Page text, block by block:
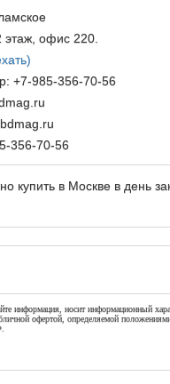
этаж, офис 220.
+7-985-356-70-56
356-70-56
купить в Москве в день
информация, носит информационный
офертой, определяемой